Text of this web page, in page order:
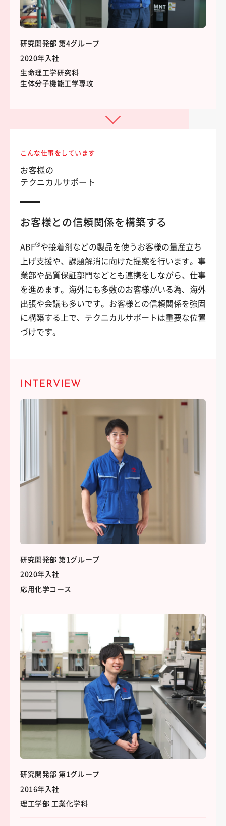
研究開発部 第4グループ
2020年入社
生命理工学研究科
生体分子機能工学専攻
こんな仕事をしています
お客様の
テクニカルサポート
お客様との信頼関係を構築する
ABF®や接着剤などの製品を使うお客様の量産立ち
上げ支援や、課題解消に向けた提案を行います。事
業部や品質保証部門などとも連携をしながら、仕事
を進めます。海外にも多数のお客様がいる為、海外
出張や会議も多いです。お客様との信頼関係を強固
に構築する上で、テクニカルサポートは重要な位置
づけです。
INTERVIEW
研究開発部 第1グループ
2020年入社
応用化学コース
研究開発部 第1グループ
2016年入社
理工学部 工業化学科